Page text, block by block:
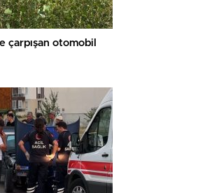
çarpışan otomobil